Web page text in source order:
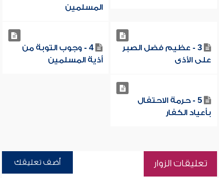
المسلمين
3 - عظيم فضل الصبر
على الأذى
4 - وجوب التوبة من
أذية المسلمين
5 - حرمة الاحتفال
بأعياد الكفار
تعليقات الزوار أضف تعليقك